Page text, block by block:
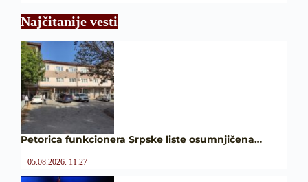
Najčitanije vesti
Petorica funkcionera Srpske liste osumnjičena…
05.08.2026. 11:27